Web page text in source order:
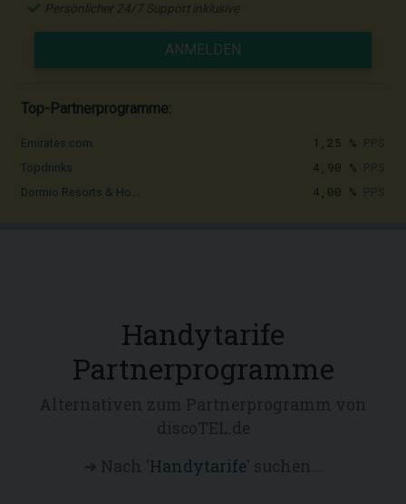
Persönlicher 24/7 Support inklusive
ANMELDEN
Top-Partnerprogramme:
Emirates.com 1,25 %
Topdrinks 4,90 %
Dormio Resorts & Ho... 4,00 %
Handytarife
Partnerprogramme
Handytarife